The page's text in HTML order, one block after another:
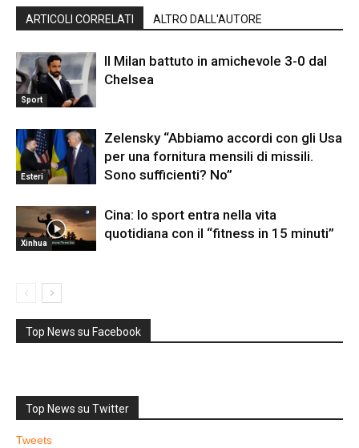
ARTICOLI CORRELATI ALTRO DALL'AUTORE
Sport
Il Milan battuto in amichevole 3-0 dal
Chelsea
Esteri
Zelensky “Abbiamo accordi con gli Usa
per una fornitura mensili di missili.
Sono sufficienti? No”
Xinhua
Cina: lo sport entra nella vita
quotidiana con il “fitness in 15 minuti”
Top News su Facebook
Top News su Twitter
Tweets